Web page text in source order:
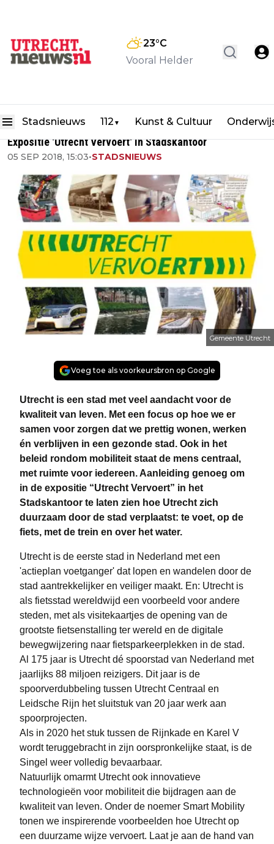
23°C
Vooral Helder
Stadsnieuws 112 ▼ Kunst & Cultuur
Expositie 'Utrecht Vervoert' in Stadskantoor
05 SEP 2018, 15:03•STADSNIEUWS
Gemeente Utrecht
Voeg toe als voorkeursbron op Google
Utrecht is een stad met veel aandacht voor de
kwaliteit van leven. Met een focus op hoe we er
samen voor zorgen dat we prettig wonen, werken
én verblijven in een gezonde stad. Ook in het
beleid rondom mobiliteit staat de mens centraal,
met ruimte voor iedereen. Aanleiding genoeg om
in de expositie “Utrecht Vervoert” in het
Stadskantoor te laten zien hoe Utrecht zich
duurzaam door de stad verplaatst: te voet, op de
fiets, met de trein en over het water.
Utrecht is de eerste stad in Nederland met een
'actieplan voetganger' dat lopen en wandelen door de
stad aantrekkelijker en veiliger maakt. En: Utrecht is
als fietsstad wereldwijd een voorbeeld voor andere
steden, met als visitekaartjes de opening van de
grootste fietsenstalling ter wereld en de digitale
bewegwijzering naar fietsparkeerplekken in de stad.
Al 175 jaar is Utrecht dé spoorstad van Nederland met
jaarlijks 88 miljoen reizigers. Dit jaar is de
spoorverdubbeling tussen Utrecht Centraal en
Leidsche Rijn het sluitstuk van 20 jaar werk aan
spoorprojecten.
Als in 2020 het stuk tussen de Rijnkade en Karel V
wordt teruggebracht in zijn oorspronkelijke staat, is de
Singel weer volledig bevaarbaar.
Natuurlijk omarmt Utrecht ook innovatieve
technologieën voor mobiliteit die bijdragen aan de
kwaliteit van leven. Onder de noemer Smart Mobility
tonen we inspirerende voorbeelden hoe Utrecht op
een duurzame wijze vervoert. Laat je aan de hand van